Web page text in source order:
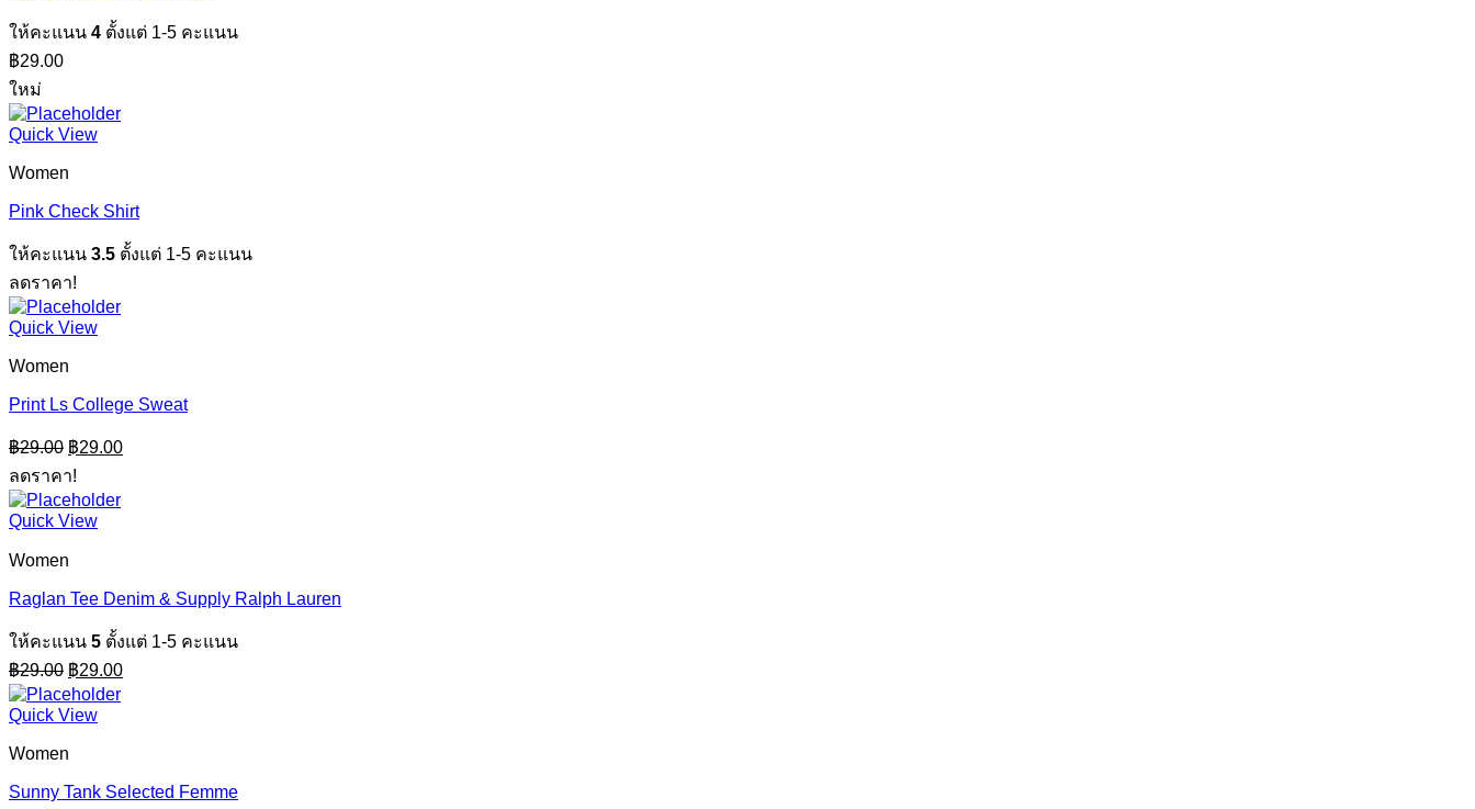
ให้คะแนน 4 ตั้งแต่ 1-5 คะแนน
฿29.00
ใหม่
Quick View
Women
Pink Check Shirt
ให้คะแนน 3.5 ตั้งแต่ 1-5 คะแนน
ลดราคา!
Quick View
Women
Print Ls College Sweat
฿29.00 Original
was:
฿29.00.
฿29.00Current
ลดราคา!
Quick View
Women
Raglan Tee Denim & Supply Ralph Lauren
ให้คะแนน 5 ตั้งแต่ 1-5 คะแนน
฿29.00 Original
price
was:
฿29.00Current
price
Quick View
Women
Sunny Tank Selected Femme